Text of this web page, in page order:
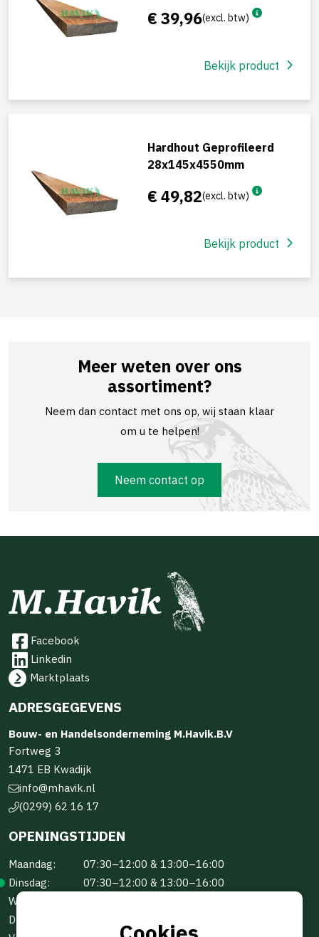
€ 39,96(excl. btw)
Bekijk product
Hardhout Geprofileerd
28x145x4550mm
€ 49,82(excl. btw)
Bekijk product
Meer weten over ons
assortiment?
Neem dan contact met ons op, wij staan klaar
om u te helpen!
Neem contact op
Facebook
Linkedin
Marktplaats
ADRESGEGEVENS
Bouw- en Handelsonderneming M.Havik.B.V
Fortweg 3
1471 EB Kwadijk
info@mhavik.nl
(0299) 62 16 17
OPENINGSTIJDEN
Maandag:
07:30–12:00 & 13:00–16:00
Dinsdag:
07:30–12:00 & 13:00–16:00
Woensdag:
Donderdag: